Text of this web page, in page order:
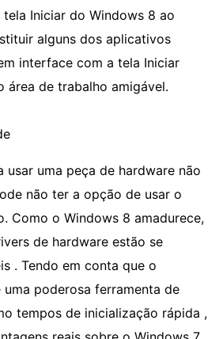
Iniciar do Windows 8 ao
alguns dos aplicativos
interface com a tela Iniciar
área de trabalho amigável.
usar uma peça de hardware não
não ter a opção de usar o
Como o Windows 8 amadurece,
de hardware estão se
. Tendo em conta que o
poderosa ferramenta de
tempos de inicialização rápida ,